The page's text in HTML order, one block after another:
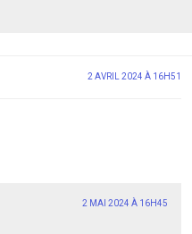
2 AVRIL 2024 À 16H51
2 MAI 2024 À 16H45